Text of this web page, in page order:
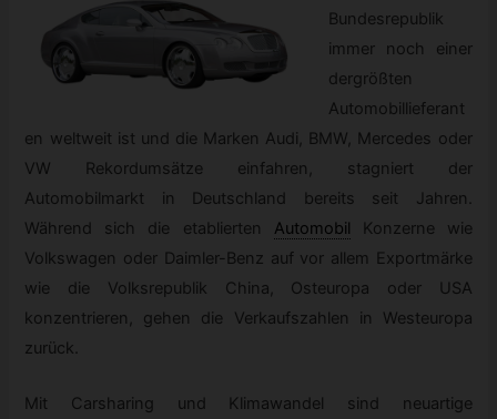
Bundesrepublik
immer noch einer
dergrößten
Automobillieferant
en weltweit ist und die Marken Audi, BMW, Mercedes oder
VW Rekordumsätze einfahren, stagniert der
Automobilmarkt in Deutschland bereits seit Jahren.
Während sich die etablierten
Automobil
Konzerne wie
Volkswagen oder Daimler-Benz auf vor allem Exportmärke
wie die Volksrepublik China, Osteuropa oder USA
konzentrieren, gehen die Verkaufszahlen in Westeuropa
zurück.
Mit Carsharing und Klimawandel sind neuartige